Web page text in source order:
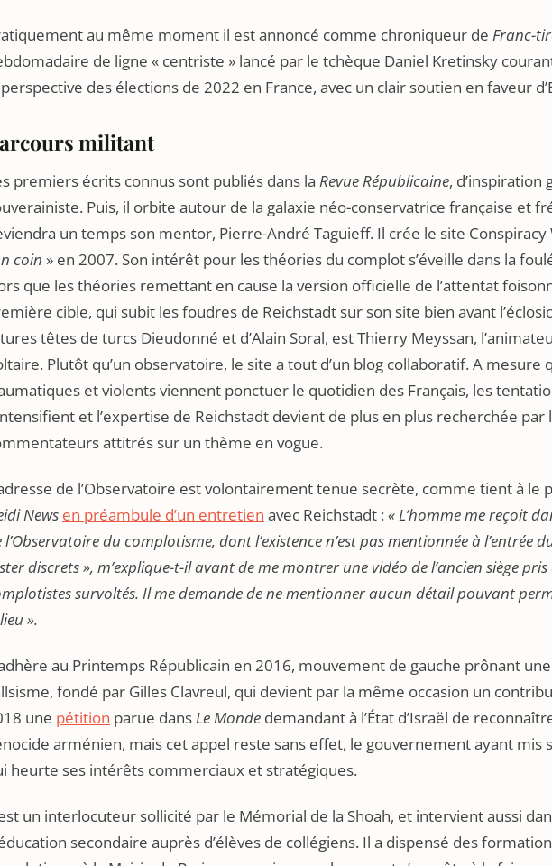
au même moment il est annoncé comme chroniqueur de Franc-
de ligne « centriste » lancé par le tchèque Daniel Kretinsky
des élections de 2022 en France, avec un clair soutien en faveur
militant
premiers écrits connus sont publiés dans la Revue Républicaine, d’inspiration
Puis, il orbite autour de la galaxie néo-conservatrice française et
un temps son mentor, Pierre-André Taguieff. Il crée le site Conspiracy
coin » en 2007. Son intérêt pour les théories du complot s’éveille dans la
que les théories remettant en cause la version officielle de l’attentat
cible, qui subit les foudres de Reichstadt sur son site bien avant
têtes de turcs Dieudonné et d’Alain Soral, est Thierry Meyssan,
Plutôt qu’un observatoire, le site a tout d’un blog collaboratif. A mesure
et violents viennent ponctuer le quotidien des Français, les
et l’expertise de Reichstadt devient de plus en plus recherchée
attitrés sur un thème en vogue.
de l’Observatoire est volontairement tenue secrète, comme tient à le
News en préambule d’un entretien avec Reichstadt :« L’homme me reçoit
l’Observatoire du complotisme, dont l’existence n’est pas mentionnée à l’entrée
discrets », m’explique-t-il avant de me montrer une vidéo de l’ancien siège pris
survoltés. Il me demande de ne mentionner aucun détail pouvant
».
au Printemps Républicain en 2016, mouvement de gauche prônant
fondé par Gilles Clavreul, qui devient par la même occasion un
une pétition parue dansLe Monde demandant à l’État d’Israël de
arménien, mais cet appel reste sans effet, le gouvernement ayant mis
heurte ses intérêts commerciaux et stratégiques.
un interlocuteur sollicité par le Mémorial de la Shoah, et intervient aussi
secondaire auprès d’élèves de collégiens. Il a dispensé des